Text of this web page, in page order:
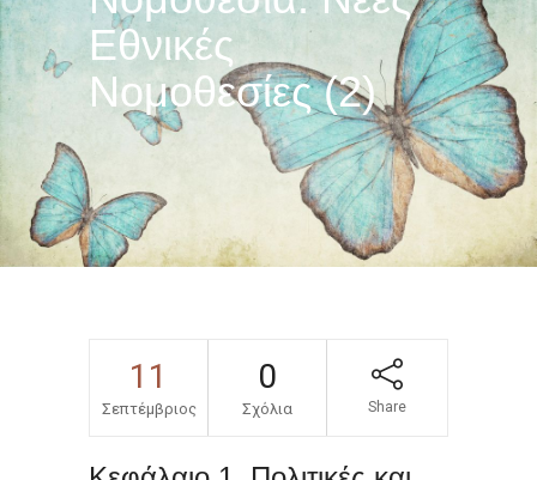
Εθνικές
Νομοθεσίες (2)
11
Σεπτέμβριος
0
Σχόλια Share